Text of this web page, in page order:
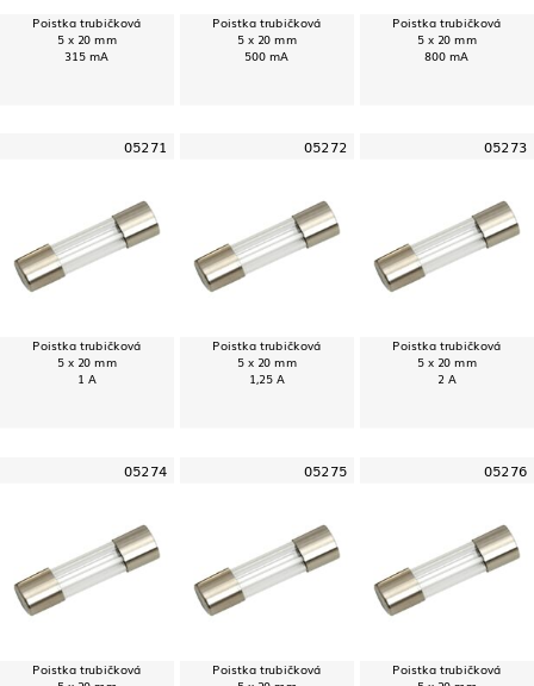
Poistka trubičková
5 x 20 mm
315 mA
Poistka trubičková
5 x 20 mm
500 mA
Poistka trubičková
5 x 20 mm
800 mA
05271
Poistka trubičková
5 x 20 mm
1 A
05272
Poistka trubičková
5 x 20 mm
1,25 A
05273
Poistka trubičková
5 x 20 mm
2 A
05274
Poistka trubičková
05275
Poistka trubičková
05276
Poistka trubičková